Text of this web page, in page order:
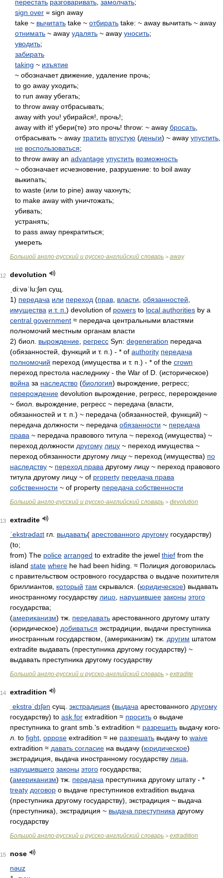
перестать разговаривать замолчать;
sign over = sign away
take ~ вычитать take ~ отбирать take: ~ away вычитать ~ away
отнимать ~ away удалять ~ away уносить;
уводить;
забирать
taking ~ изъятие
~ обозначает движение, удаление прочь;
to go away уходить;
to run away убегать;
to throw away отбрасывать;
away with you! убирайся!, прочь!;
away with it! убери(те) это прочь! throw: ~ away бросать
отбрасывать ~ away тратить впустую (деньги) ~ away упустить
не воспользоваться;
to throw away an advantage упустить возможность
~ обозначает исчезновение, разрушение: to boil away
выкипать;
to waste (или to pine) away чахнуть;
to make away with уничтожать;
убивать;
устранять;
to pass away прекратиться;
умереть
Большой англо-русский и русско-английский словарь > away
12
devolution
ˌdi:vəˈlu:ʃən сущ.
1) передача или переход (прав власти обязанностей
имущества и т. п. ) devolution of powers to local authorities by a
central government ≈ передача центральными властями
полномочий местным органам власти
2) биол. вырождение регресс Syn: degeneration передача
(обязанностей, функций и т. п.) - * of authority передача
полномочий переход (имущества и т. п.) - * of the crown
переход престола наследнику - the War of D. (историческое)
война за наследство (биология) вырождение, регресс;
перерождение devolution вырождение, регресс, перерождение
~ биол. вырождение, регресс ~ передача (власти,
обязанностей и т. п.) ~ передача (обязанностей, функций) ~
передача должности ~ передача обязанности ~ передача
права ~ передача правового титула ~ переход (имущества) ~
переход должности другому лицу ~ переход имущества ~
переход обязанности другому лицу ~ переход (имущества) по
наследству ~ переход права другому лицу ~ переход правового
титула другому лицу ~ of property передача права
собственности ~ of property передача собственности
Большой англо-русский и русско-английский словарь > devolution
13
extradite
ˈekstrədaɪt гл. выдавать( арестованного другому государству)
(to;
from) The police arranged to extradite the jewel thief from the
island state where he had been hiding. ≈ Полиция договорилась
с правительством островного государства о выдаче похитителя
бриллиантов, который там скрывался. (юридическое) выдавать
иностранному государству лицо нарушившее законы этого
государства;
(американизм) тж. передавать арестованного другому штату
(юридическое) добиваться экстрадиции, выдачи преступника
иностранным государством, (американизм) тж. другим штатом
extradite выдавать (преступника другому государству) ~
выдавать преступника другому государству
Большой англо-русский и русско-английский словарь > extradite
14
extradition
ˌekstrəˈdɪʃən сущ. экстрадиция (выдача арестованного другому
государству) to ask for extradition ≈ просить о выдаче
преступника to grant smb.'s extradition ≈ разрешить выдачу кого-
л. to fight oppose extradition ≈ не разрешать выдачу to waive
extradition ≈ давать согласие на выдачу (юридическое)
экстрадиция, выдача иностранному государству лица
нарушившего законы этого государства;
(американизм) тж. передача преступника другому штату - *
treaty договор о выдаче преступников extradition выдача
(преступника другому государству), экстрадиция ~ выдача
(преступника), экстрадиция ~ выдача преступника другому
государству
Большой англо-русский и русско-английский словарь > extradition
15
nose
nəuz